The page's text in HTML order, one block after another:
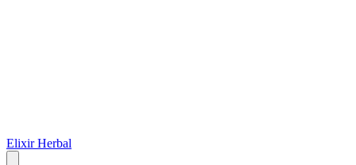
Elixir Herbal